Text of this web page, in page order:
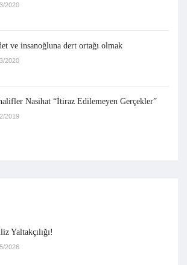
2020
ve insanoğluna dert ortağı olmak
2020
Nasihat “İtiraz Edilemeyen Gerçekler”
2019
Yaltakçılığı!
2026